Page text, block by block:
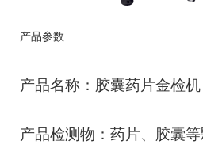
产品参数
产品名称：胶囊药片金检机
产品检测物：药片、胶囊